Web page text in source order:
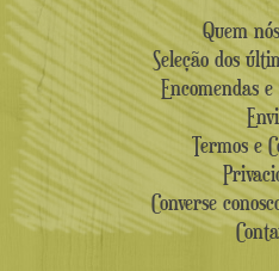
Quem
Seleção dos
Encomendas
Termos e
Converse